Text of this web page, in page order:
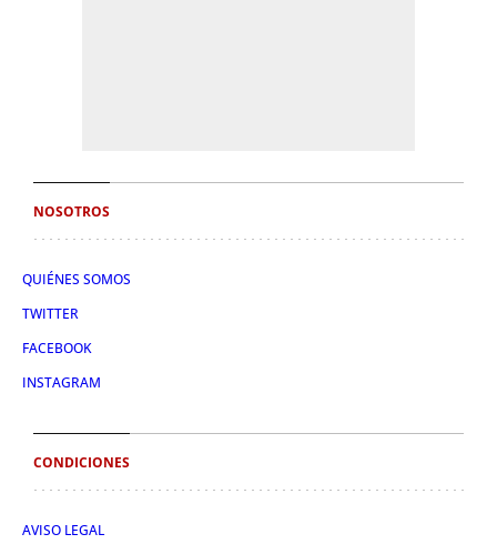
NOSOTROS
QUIÉNES SOMOS
TWITTER
FACEBOOK
INSTAGRAM
CONDICIONES
AVISO LEGAL